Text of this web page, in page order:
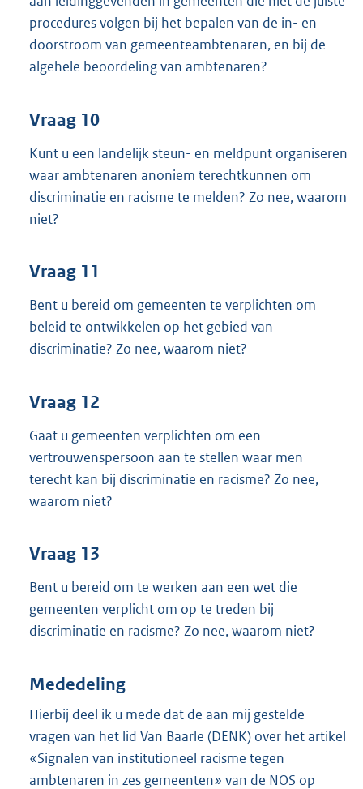
procedures volgen bij het bepalen van de in- en
doorstroom van gemeenteambtenaren, en bij de
algehele beoordeling van ambtenaren?
Vraag 10
Kunt u een landelijk steun- en meldpunt organiseren
waar ambtenaren anoniem terechtkunnen om
discriminatie en racisme te melden? Zo nee, waarom
niet?
Vraag 11
Bent u bereid om gemeenten te verplichten om
beleid te ontwikkelen op het gebied van
discriminatie? Zo nee, waarom niet?
Vraag 12
Gaat u gemeenten verplichten om een
vertrouwenspersoon aan te stellen waar men
terecht kan bij discriminatie en racisme? Zo nee,
waarom niet?
Vraag 13
Bent u bereid om te werken aan een wet die
gemeenten verplicht om op te treden bij
discriminatie en racisme? Zo nee, waarom niet?
Mededeling
Hierbij deel ik u mede dat de aan mij gestelde
vragen van het lid Van Baarle (DENK) over het artikel
«Signalen van institutioneel racisme tegen
ambtenaren in zes gemeenten» van de NOS op